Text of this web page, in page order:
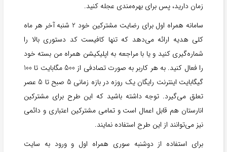
زمان دارید، پس برای بهره‌مندی عجله کنید.
سامانه همراه اول برای رضایت مشترکین خود 2 شنبه آخر هر ماه
کلی هدیه ارائه می‌دهد که تنها کافیست کد دستوری بالا را
شماره‌گیری کنید و یا با مراجعه به اپلیکیشن همراه من بسته خود
را فعال کنید. به هر کاربر به صورت تصادفی از 500 مگابایت تا 100
گیگابایت اینترنت رایگان یک روزه در بازه زمانی 5 صبح تا 5 عصر
تعلق می‌گیرد. توجه داشته باشید که این طرح برای مشترکین
انارستان هم قابل اعمال است و تمامی مشترکین اعتباری و دائمی
نیز می‌توانند از این طرح استفاده نمایند.
برای استفاده از دوشنبه سوری همراه اول و ورود به سایت